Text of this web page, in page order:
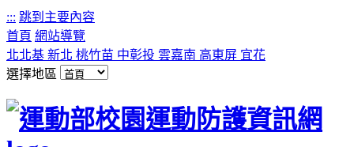
::: 跳到主要內容
首頁 網站導覽
北北基 新北 桃竹苗 中彰投 雲嘉南 高東屏 宜花
選擇地區